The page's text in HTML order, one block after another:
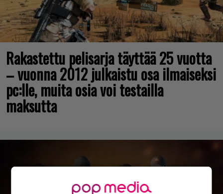
Rakastettu pelisarja täyttää 25 vuotta
– vuonna 2012 julkaistu osa ilmaiseksi
pc:lle, muita osia voi testailla
maksutta